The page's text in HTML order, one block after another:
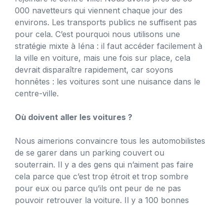
000 navetteurs qui viennent chaque jour des
environs. Les transports publics ne suffisent pas
pour cela. C’est pourquoi nous utilisons une
stratégie mixte à Iéna : il faut accéder facilement à
la ville en voiture, mais une fois sur place, cela
devrait disparaître rapidement, car soyons
honnêtes : les voitures sont une nuisance dans le
centre-ville.
Où doivent aller les voitures ?
Nous aimerions convaincre tous les automobilistes
de se garer dans un parking couvert ou
souterrain. Il y a des gens qui n’aiment pas faire
cela parce que c’est trop étroit et trop sombre
pour eux ou parce qu’ils ont peur de ne pas
pouvoir retrouver la voiture. Il y a 100 bonnes